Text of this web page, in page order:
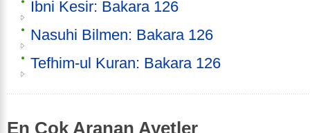
İbni Kesir: Bakara 126
Nasuhi Bilmen: Bakara 126
Tefhim-ul Kuran: Bakara 126
En Çok Aranan Ayetler